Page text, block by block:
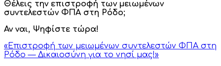
Θέλεις την επιστροφή των μειωμένων
συντελεστών ΦΠΑ στη Ρόδο;
Αν ναι, Ψηφίστε τώρα!
«Επιστροφή των μειωμένων συντελεστών ΦΠΑ στη
Ρόδο — Δικαιοσύνη για το νησί μας!»